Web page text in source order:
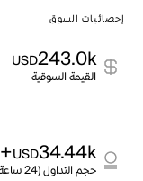
إحصائيات السوق
243.0k
USD
القيمة السوقية
34.44k
USD
+47.50%
حجم التداول (24 ساعة)